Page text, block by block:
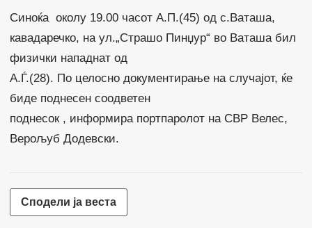
Синоќа околу 19.00 часот А.П.(45) од с.Ваташа,
кавадаречко, на ул.„Страшо Пинџур“ во Ваташа бил
физички нападнат од
А.Ѓ.(28). По целосно документирање на случајот, ќе
биде поднесен соодветен
поднесок , информира портпаролот на СВР Велес,
Верољуб Додевски.
Сподели ја веста